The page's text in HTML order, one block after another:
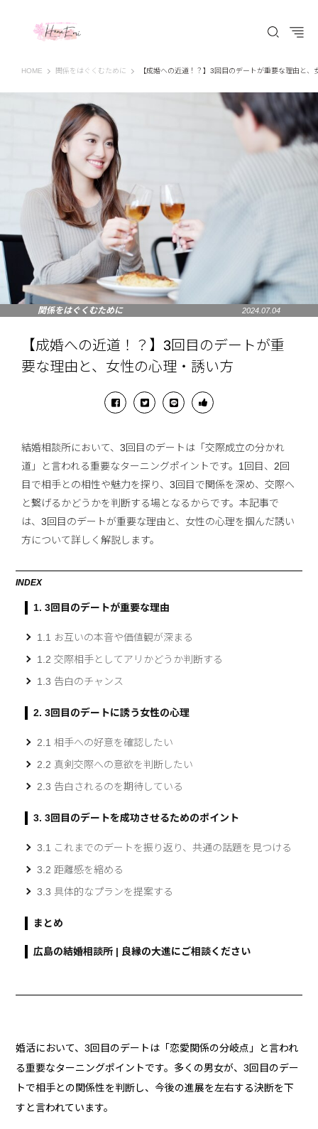
HOME はなえみ│HANAEMI│素敵な出会いを応援するWEBマガジン 広島、福山での婚活恋
関係をはぐくむために 【成婚への近道！？】3回目のデートが重要な理由と、
関係をはぐくむために 2024.07.04
【成婚への近道！？】3回目のデートが重
要な理由と、女性の心理・誘い方
結婚相談所において、3回目のデートは「交際成立の分かれ
道」と言われる重要なターニングポイントです。1回目、2回
目で相手との相性や魅力を探り、3回目で関係を深め、交際へ
と繋げるかどうかを判断する場となるからです。本記事で
は、3回目のデートが重要な理由と、女性の心理を掴んだ誘い
方について詳しく解説します。
INDEX
1. 3回目のデートが重要な理由
1.1 お互いの本音や価値観が深まる
1.2 交際相手としてアリかどうか判断する
1.3 告白のチャンス
2. 3回目のデートに誘う女性の心理
2.1 相手への好意を確認したい
2.2 真剣交際への意欲を判断したい
2.3 告白されるのを期待している
3. 3回目のデートを成功させるためのポイント
3.1 これまでのデートを振り返り、共通の話題を見つける
3.2 距離感を縮める
3.3 具体的なプランを提案する
まとめ
広島の結婚相談所 | 良縁の大進にご相談ください
婚活において、3回目のデートは「恋愛関係の分岐点」と言われ
る重要なターニングポイントです。多くの男女が、3回目のデー
トで相手との関係性を判断し、今後の進展を左右する決断を下
すと言われています。